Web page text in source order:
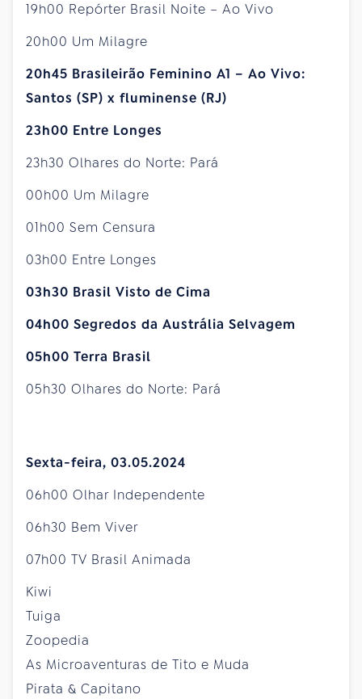
19h00 Repórter Brasil Noite – Ao Vivo
20h00 Um Milagre
20h45 Brasileirão Feminino A1 – Ao Vivo:
Santos (SP) x fluminense (RJ)
23h00 Entre Longes
23h30 Olhares do Norte: Pará
00h00 Um Milagre
01h00 Sem Censura
03h00 Entre Longes
03h30 Brasil Visto de Cima
04h00 Segredos da Austrália Selvagem
05h00 Terra Brasil
05h30 Olhares do Norte: Pará
Sexta-feira, 03.05.2024
06h00 Olhar Independente
06h30 Bem Viver
07h00 TV Brasil Animada
Kiwi
Tuiga
Zoopedia
As Microaventuras de Tito e Muda
Pirata & Capitano